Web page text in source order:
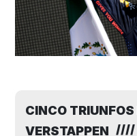
CINCO
VERSTAPPEN